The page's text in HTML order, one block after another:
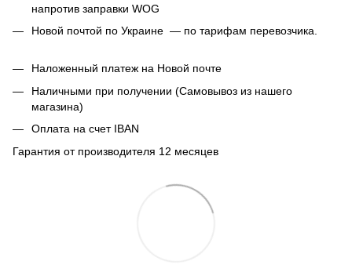
напротив заправки WOG
Новой почтой по Украине — по тарифам перевозчика.
Наложенный платеж на Новой почте
Наличными при получении (Самовывоз из нашего
магазина)
Оплата на счет IBAN
Гарантия от производителя 12 месяцев